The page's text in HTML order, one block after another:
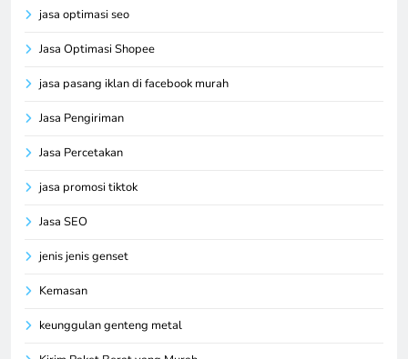
jasa optimasi seo
Jasa Optimasi Shopee
jasa pasang iklan di facebook murah
Jasa Pengiriman
Jasa Percetakan
jasa promosi tiktok
Jasa SEO
jenis jenis genset
Kemasan
keunggulan genteng metal